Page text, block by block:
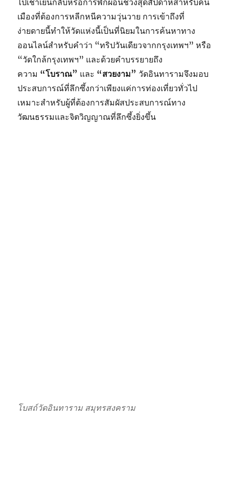
เมืองที่ต้องการหลีกหนีความวุ่นวาย การเข้าถึงที่
ง่ายดายนี้ทำให้วัดแห่งนี้เป็นที่นิยมในการค้นหาทาง
ออนไลน์สำหรับคำว่า “ทริปวันเดียวจากกรุงเทพฯ” หรือ
“วัดใกล้กรุงเทพฯ” และด้วยคำบรรยายถึง
ความ “โบราณ” และ “สวยงาม” วัดอินทารามจึงมอบ
ประสบการณ์ที่ลึกซึ้งกว่าเพียงแค่การท่องเที่ยวทั่วไป
เหมาะสำหรับผู้ที่ต้องการสัมผัสประสบการณ์ทาง
วัฒนธรรมและจิตวิญญาณที่ลึกซึ้งยิ่งขึ้น
โบสถ์วัดอินทาราม สมุทรสงคราม